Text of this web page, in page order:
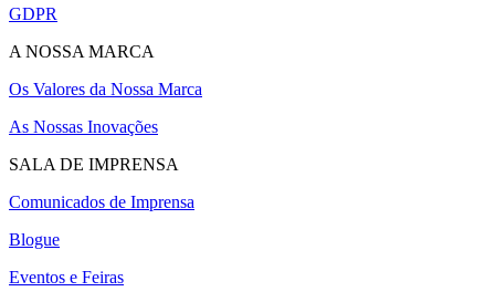
GDPR
A NOSSA MARCA
Os Valores da Nossa Marca
As Nossas Inovações
SALA DE IMPRENSA
Comunicados de Imprensa
Blogue
Eventos e Feiras